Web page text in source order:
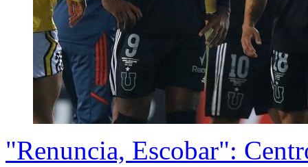
"Renuncia, Escobar":